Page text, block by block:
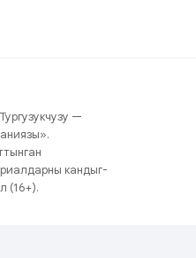
—
кандыг-
(16+).